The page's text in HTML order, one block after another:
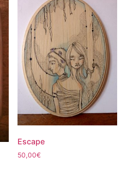
Escape
50,00€